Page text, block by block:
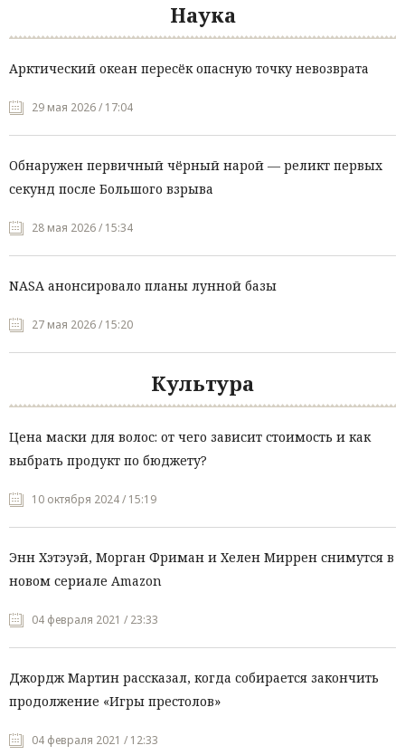
Наука
Арктический океан пересёк опасную точку невозврата
29 мая 2026 / 17:04
Обнаружен первичный чёрный нарой — реликт первых
секунд после Большого взрыва
28 мая 2026 / 15:34
NASA анонсировало планы лунной базы
27 мая 2026 / 15:20
Культура
Цена маски для волос: от чего зависит стоимость и как
выбрать продукт по бюджету?
10 октября 2024 / 15:19
Энн Хэтэуэй, Морган Фриман и Хелен Миррен снимутся в
новом сериале Amazon
04 февраля 2021 / 23:33
Джордж Мартин рассказал, когда собирается закончить
продолжение «Игры престолов»
04 февраля 2021 / 12:33